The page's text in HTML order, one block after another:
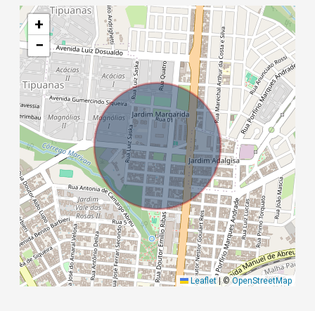
+
−
Leaflet |©OpenStreetMap